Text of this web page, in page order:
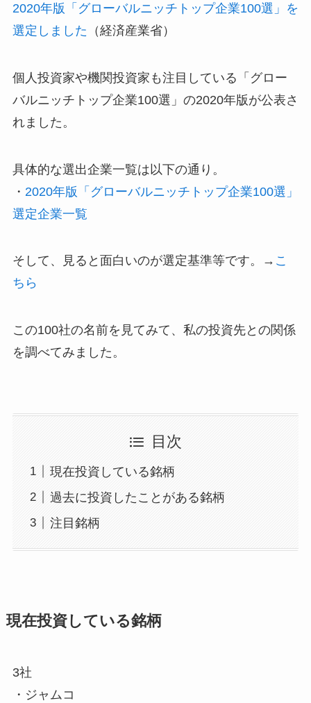
2020年版「グローバルニッチトップ企業100選」を
選定しました （経済産業省）
個人投資家や機関投資家も注目している「グロー
バルニッチトップ企業100選」の2020年版が公表さ
れました。
具体的な選出企業一覧は以下の通り。
・ 2020年版「グローバルニッチトップ企業100選」
選定企業一覧
そして、見ると面白いのが選定基準等です。→ こ
ちら
この100社の名前を見てみて、私の投資先との関係
を調べてみました。
目次
現在投資している銘柄
過去に投資したことがある銘柄
注目銘柄
現在投資している銘柄
3社
・ジャムコ